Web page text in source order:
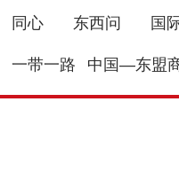
同心 东西问 国
一带一路 中国—东盟